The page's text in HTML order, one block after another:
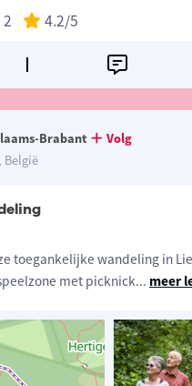
2 4.2/5
Brabant
Volg
België
toegankelijke wandeling in
met picknick... meer